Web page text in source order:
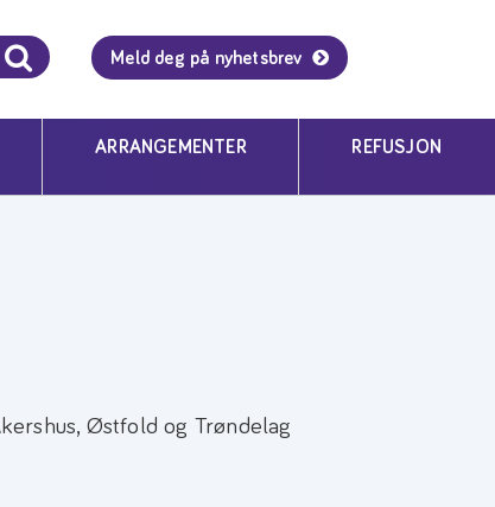
Meld deg på nyhetsbrev
ARRANGEMENTER REFUSJON
Østfold og Trøndelag